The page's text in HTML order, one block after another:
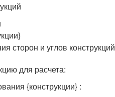
сторон и углов конструкций
для расчета:
{конструкции} :